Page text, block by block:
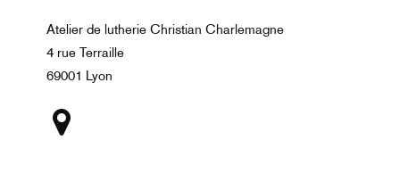
Atelier de lutherie Christian Charlemagne
4 rue Terraille
69001 Lyon